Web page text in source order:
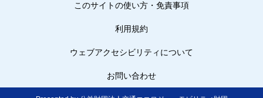
このサイトの使い方・免責事項
利用規約
ウェブアクセシビリティについて
お問い合わせ